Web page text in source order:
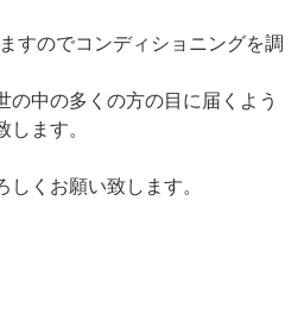
すのでコンディショニングを調
の中の多くの方の目に届くよう
ます。
くお願い致します。